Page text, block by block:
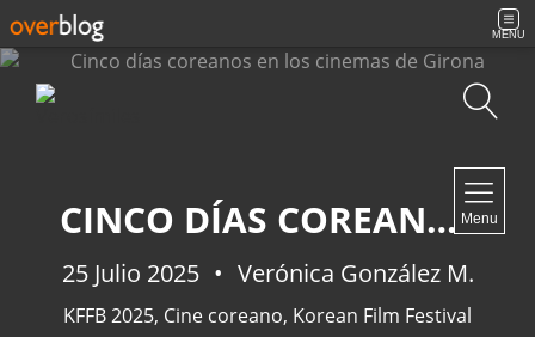
MENU
Menu
CINCO DÍAS COREANOS EN LOS CINEMAS DE GIRONA
25 Julio 2025 Verónica González M.
KFFB 2025, Cine coreano, Korean Film Festival
Inicio
Contacto